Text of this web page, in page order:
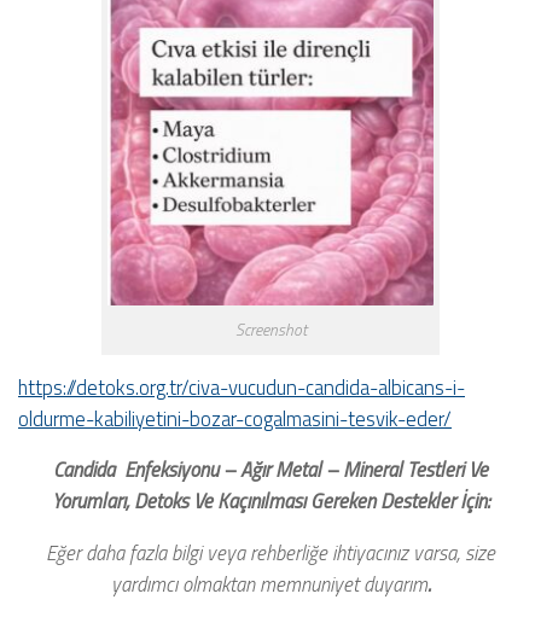
Screenshot
https://detoks.org.tr/civa-vucudun-candida-albicans-i-
oldurme-kabiliyetini-bozar-cogalmasini-tesvik-eder/
Candida Enfeksiyonu – Ağır Metal – Mineral Testleri Ve
Yorumları, Detoks Ve Kaçınılması Gereken Destekler İçin:
Eğer daha fazla bilgi veya rehberliğe ihtiyacınız varsa, size
yardımcı olmaktan memnuniyet duyarım.